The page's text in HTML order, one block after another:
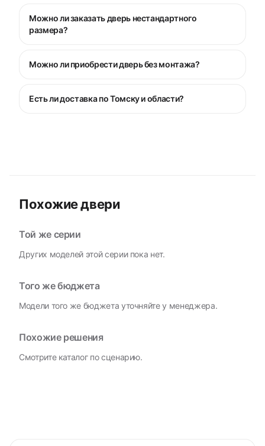
Можно ли заказать дверь нестандартного
размера?
Можно ли приобрести дверь без монтажа?
Есть ли доставка по Томску и области?
Похожие двери
Той же серии
Других моделей этой серии пока нет.
Того же бюджета
Модели того же бюджета уточняйте у менеджера.
Похожие решения
Смотрите каталог по сценарию.